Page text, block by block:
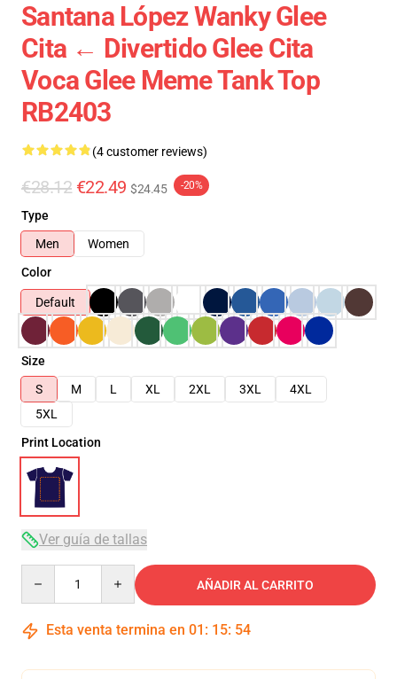
Santana López Wanky Glee
Cita ← Divertido Glee Cita
Voca Glee Meme Tank Top
RB2403
(4 customer reviews)
€28.12 €22.49 $24.45 -20%
Type
Men
Women
Color
Default
Size
S
M L XL 2XL 3XL
4XL
5XL
Print Location
Ver guía de tallas
AÑADIR AL CARRITO
Esta venta termina en 01 : 15: 53